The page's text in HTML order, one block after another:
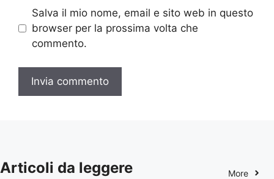
Salva il mio nome, email e sito web in questo
browser per la prossima volta che
commento.
Articoli da leggere More